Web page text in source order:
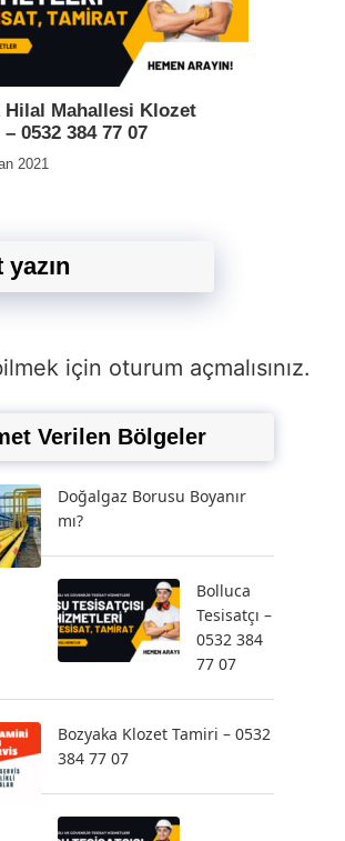
Hilal Mahallesi Klozet
0532 384 77 07
2021
yazın
için oturum açmalısınız.
Verilen Bölgeler
Doğalgaz Borusu Boyanır
mı?
Bolluca
Tesisatçı –
0532 384
77 07
Bozyaka Klozet Tamiri – 0532
384 77 07